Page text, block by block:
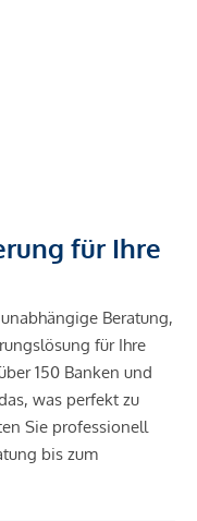
für Ihre
Beratung,
für Ihre
150 Banken und
was perfekt zu
Sie professionell
bis zum